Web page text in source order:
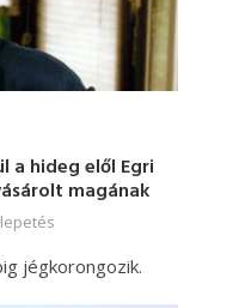
a hideg elől Egri
magának
jégkorongozik.